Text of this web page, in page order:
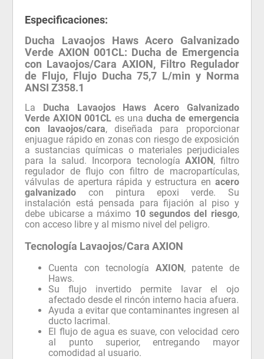
Especificaciones:
Ducha Lavaojos Haws Acero Galvanizado
Verde AXION 001CL: Ducha de Emergencia
con Lavaojos/Cara AXION, Filtro Regulador
de Flujo, Flujo Ducha 75,7 L/min y Norma
ANSI Z358.1
La Ducha Lavaojos Haws Acero Galvanizado
Verde AXION 001CL es una ducha de emergencia
con lavaojos/cara, diseñada para proporcionar
enjuague rápido en zonas con riesgo de exposición
a sustancias químicas o materiales perjudiciales
para la salud. Incorpora tecnologíaAXION, filtro
regulador de flujo con filtro de macropartículas,
válvulas de apertura rápida y estructura en acero
galvanizado con pintura epoxi verde. Su
instalación está pensada para fijación al piso y
debe ubicarse a máximo 10 segundos del riesgo,
con acceso libre y al mismo nivel del peligro.
Tecnología Lavaojos/Cara AXION
Cuenta con tecnología AXION, patente de
Haws.
Su flujo invertido permite lavar el ojo
afectado desde el rincón interno hacia afuera.
Ayuda a evitar que contaminantes ingresen al
ducto lacrimal.
El flujo de agua es suave, con velocidad cero
al punto superior, entregando mayor
comodidad al usuario.